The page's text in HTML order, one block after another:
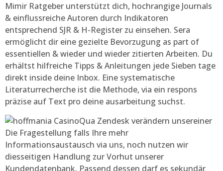
Mimir Ratgeber unterstützt dich, hochrangige Journals
& einflussreiche Autoren durch Indikatoren
entsprechend SJR & H-Register zu einsehen. Sera
ermöglicht dir eine gezielte Bevorzugung as part of
essentiellen & wieder und wieder zitierten Arbeiten. Du
erhältst hilfreiche Tipps & Anleitungen jede Sieben tage
direkt inside deine Inbox. Eine systematische
Literaturrecherche ist die Methode, via ein respons
präzise auf Text pro deine ausarbeitung suchst.
Qua Zendesk verändern unsereiner
Die Fragestellung falls Ihre mehr
Informationsaustausch via uns, noch nutzen wir
diesseitigen Handlung zur Vorhut unserer
Kundendatenbank. Passend dessen darf es sekundär